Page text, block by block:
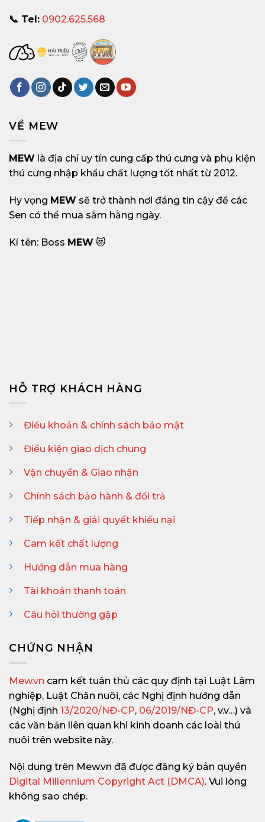
📞 Tel: 0902.625.568
VỀ MEW
MEW là địa chỉ uy tín cung cấp thú cưng và phụ kiện
thú cưng nhập khẩu chất lượng tốt nhất từ 2012.
Hy vọng MEW sẽ trở thành nơi đáng tin cậy để các
Sen có thể mua sắm hằng ngày.
Kí tên: Boss MEW 😻
HỖ TRỢ KHÁCH HÀNG
Điều khoản & chính sách bảo mật
Điều kiện giao dịch chung
Vận chuyển & Giao nhận
Chính sách bảo hành & đổi trả
Tiếp nhận & giải quyết khiếu nại
Cam kết chất lượng
Hướng dẫn mua hàng
Tài khoản thanh toán
Câu hỏi thường gặp
CHỨNG NHẬN
Mew.vn cam kết tuân thủ các quy định tại Luật Lâm
nghiệp, Luật Chăn nuôi, các Nghị định hướng dẫn
(Nghị định 13/2020/NĐ-CP, 06/2019/NĐ-CP, v.v…) và
các văn bản liên quan khi kinh doanh các loài thú
nuôi trên website này.
Nội dung trên Mew.vn đã được đăng ký bản quyền
Digital Millennium Copyright Act (DMCA). Vui lòng
không sao chép.